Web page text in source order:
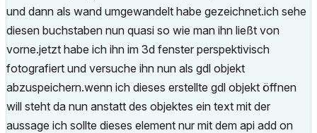
und dann als wand umgewandelt habe gezeichnet.ich sehe
diesen buchstaben nun quasi so wie man ihn ließt von
vorne.jetzt habe ich ihn im 3d fenster perspektivisch
fotografiert und versuche ihn nun als gdl objekt
abzuspeichern.wenn ich dieses erstellte gdl objekt öffnen
will steht da nun anstatt des objektes ein text mit der
aussage ich sollte dieses element nur mit dem api add on